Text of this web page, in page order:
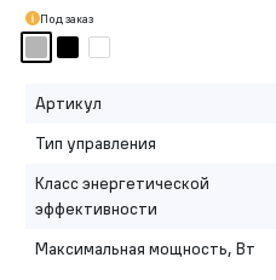
Под заказ
Артикул
Тип управления
Класс энергетической
эффективности
Максимальная мощность, Вт